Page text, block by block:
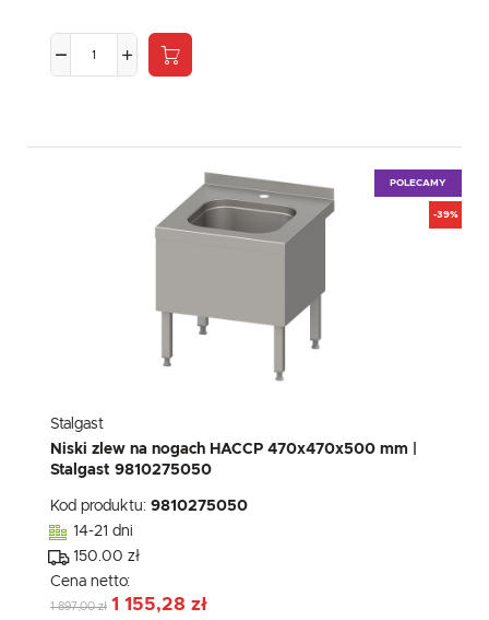
POLECAMY
-39%
Stalgast
Niski zlew na nogach HACCP 470x470x500 mm |
Stalgast 9810275050
Kod produktu: 9810275050
14-21 dni
150.00 zł
Cena netto:
1 897,00 zł 1 155,28 zł